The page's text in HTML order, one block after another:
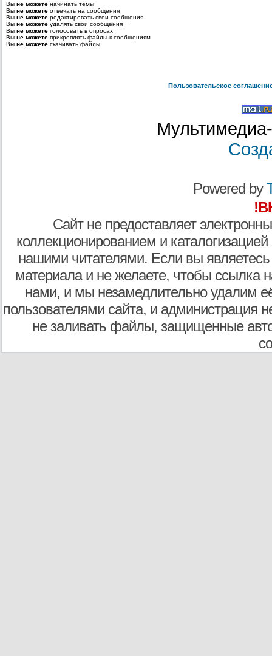
Вы не можете начинать темы
Вы не можете отвечать на сообщения
Вы не можете редактировать свои сообщения
Вы не можете удалять свои сообщения
Вы не можете голосовать в опросах
Вы не можете прикреплять файлы к сообщениям
Вы не можете скачивать файлы
Пользовательское
Powered by
Сайт не предоставляет
коллекционированием и
нашими читателями. Если вы являетесь
материала и не желаете, чтобы ссылка
нами, и мы незамедлительно удалим
пользователями сайта, и администрация
не заливать файлы, защищенные